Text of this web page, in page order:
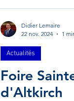
Foire
d'Altkirch
Actualités
Didier Lemaire
22 nov. 2024
1